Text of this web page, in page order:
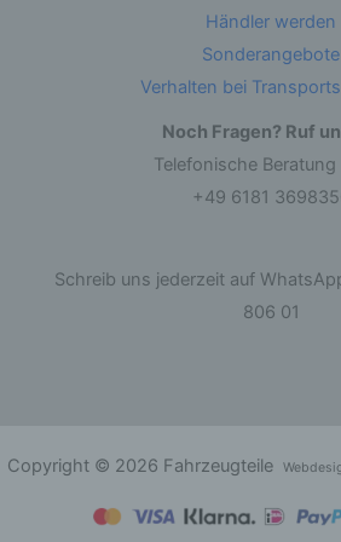
Händler werden
Sonderangebote
Verhalten bei
Noch Fragen? Ruf
Telefonische Beratung
+49 6181
Schreib uns jederzeit auf
806 01
Copyright © 2026 Fahrzeugteile
oder die Verknüpfung, die
Löschen oder die Vernichtung.
d) Einschränkung der
Einschränkung der
Markierung gespeicherter
Daten mit dem Ziel, ihre
e) Profiling
wirtschaftlicher Lage,
Aufenthaltsort oder
natürlichen Person zu